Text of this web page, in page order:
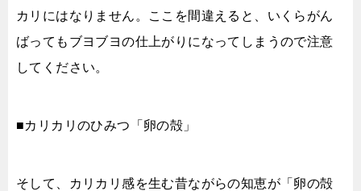
カリにはなりません。ここを間違えると、いくらがん
ばってもブヨブヨの仕上がりになってしまうので注意
してください。
■カリカリのひみつ「卵の殻」
そして、カリカリ感を生む昔ながらの知恵が「卵の殻